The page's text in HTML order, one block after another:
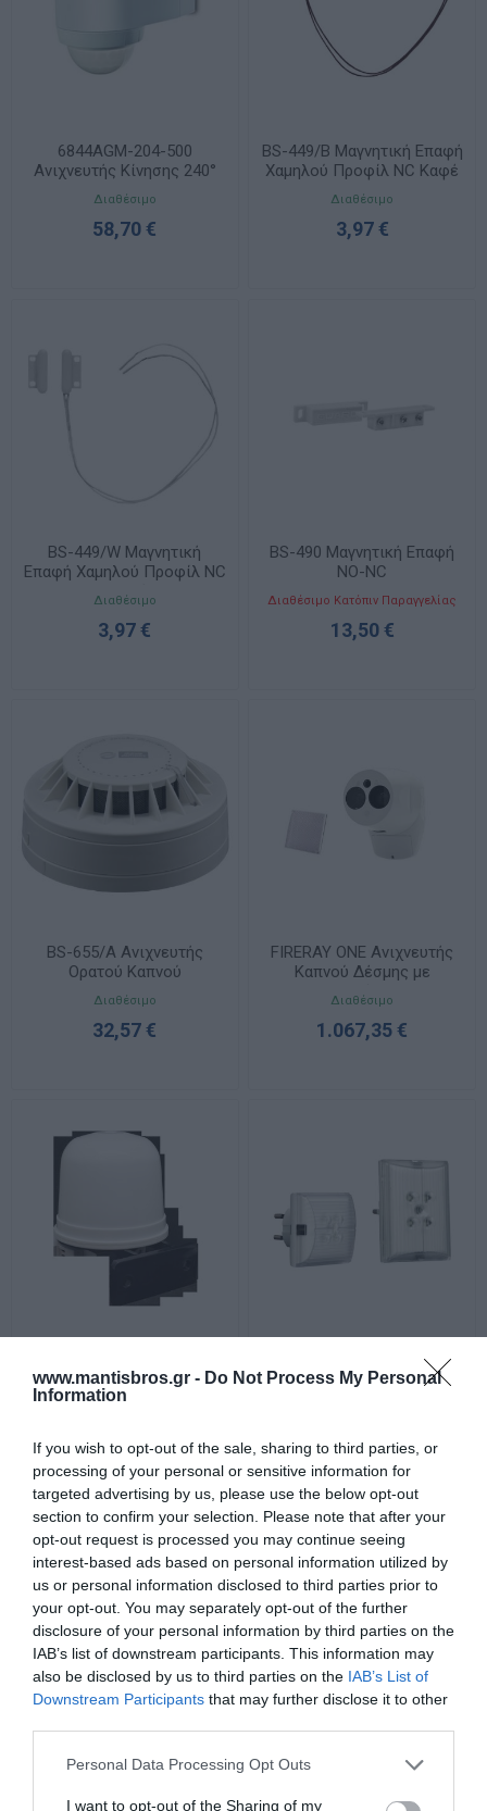
www.mantisbros.gr - Do Not Process My Personal
Information
If you wish to opt-out of the sale, sharing to third parties, or
processing of your personal or sensitive information for
targeted advertising by us, please use the below opt-out
section to confirm your selection. Please note that after your
opt-out request is processed you may continue seeing
interest-based ads based on personal information utilized by
us or personal information disclosed to third parties prior to
your opt-out. You may separately opt-out of the further
disclosure of your personal information by third parties on the
IAB’s list of downstream participants. This information may
also be disclosed by us to third parties on the IAB’s List of
Downstream Participants that may further disclose it to other
Please note that this website/app uses one or more Google
not limited to your visit or usage behaviour. You may click to
Personal Data Processing Opt Outs
I want to opt-out of the Sharing of my
6844AGM-204-500
Ανιχνευτής Κίνησης 240°
BASICLINE IP55
Διαθέσιμο
58,70 €
BS-449/B Μαγνητική Επαφή
Χαμηλού Προφίλ NC Καφέ
Διαθέσιμο
3,97 €
BS-449/W Μαγνητική
Επαφή Χαμηλού Προφίλ NC
Λευκή
Διαθέσιμο
3,97 €
BS-490 Μαγνητική Επαφή
NO-NC
Διαθέσιμο Κατόπιν Παραγγελίας
13,50 €
BS-655/A Ανιχνευτής
Ορατού Καπνού
Διαθέσιμο
32,57 €
FIRERAY ONE Ανιχνευτής
Καπνού Δέσμης με
Καθρέπτη
Διαθέσιμο
1.067,35 €
Νύκτας 230VAC
Διαθέσιμο
Ασφαλείας
Επαναφορτιζόμενο
Ασφαλείας
Διαθέσιμο Διαθέσιμο